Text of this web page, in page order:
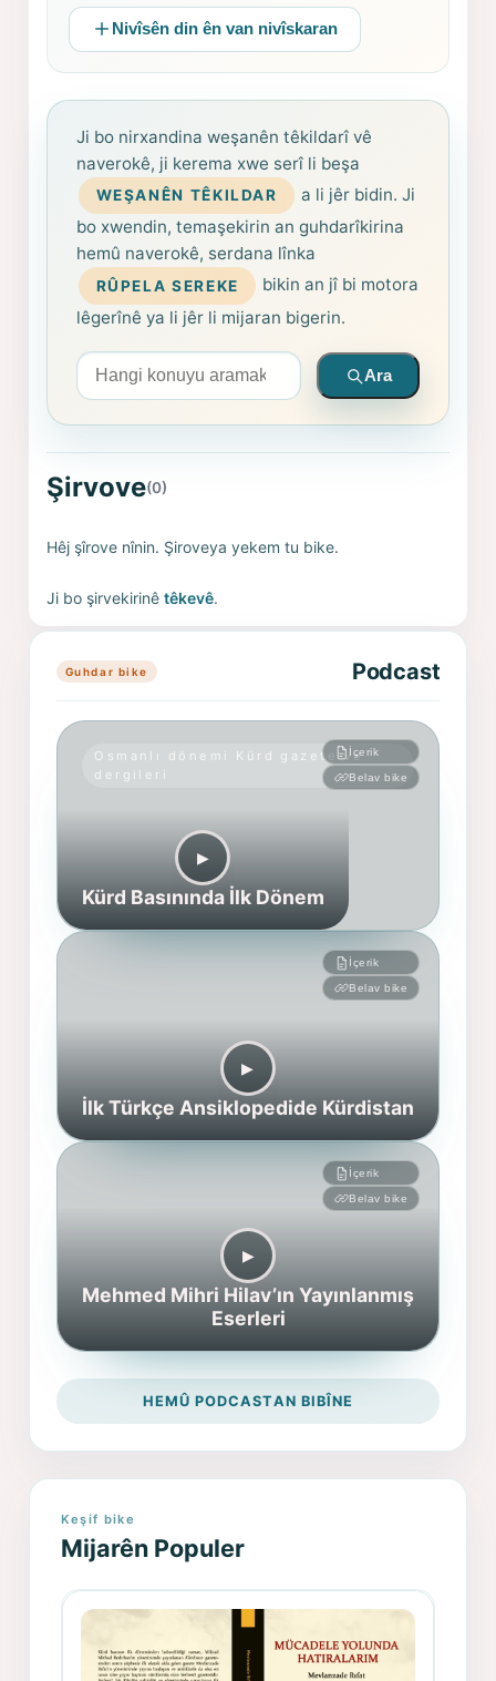
Nivîsên din ên van nivîskaran
Ji bo nirxandina weşanên têkildarî vê
naverokê, ji kerema xwe serî li beşa
WEŞANÊN TÊKILDAR
a li jêr bidin. Ji
bo xwendin, temaşekirin an guhdarîkirina
hemû naverokê, serdana lînka
RÛPELA SEREKE
bikin an jî bi motora
lêgerînê ya li jêr li mijaran bigerin.
Arama yapın
Ara
Şirvove(0)
Hêj şîrove nînin. Şiroveya yekem tu bike.
Ji bo şirvekirinêtêkevê.
Guhdar bike Podcast
Osmanlı dönemi Kürd gazete ve
dergileri
İçerik
Belav bike
▶︎
Kürd Basınında İlk Dönem
İçerik
Belav bike
▶︎
İlk Türkçe Ansiklopedide Kürdistan
İçerik
Belav bike
▶︎
Mehmed Mihri Hilav’ın Yayınlanmış
Eserleri
HEMÛ PODCASTAN BIBÎNE
Keşif bike
Mijarên Populer